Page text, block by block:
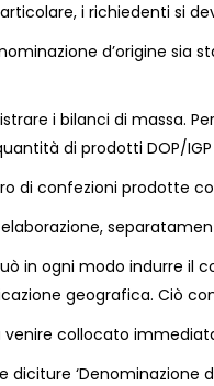
i richiedenti si
d’origine
i bilanci di massa.
di prodotti DOP/
di confezioni prodotte
elaborazione,
in ogni modo indurre il
geografica. Ciò
venire collocato
‘Denominazione